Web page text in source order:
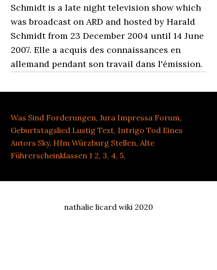
Was Sind Forderungen,Jura Impressa Forum,
Geburtstagslied Lustig Text, Intrigo Tod Eines
Autors Sky, Hfm Würzburg Stellen,Alte
Führerscheinklassen 1 2, 3, 4, 5,
nathalie licard wiki 2020